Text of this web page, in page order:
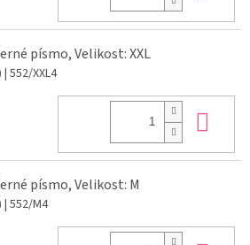
písmo, Velikost: XXL
| 552/XXL4
písmo, Velikost: M
| 552/M4